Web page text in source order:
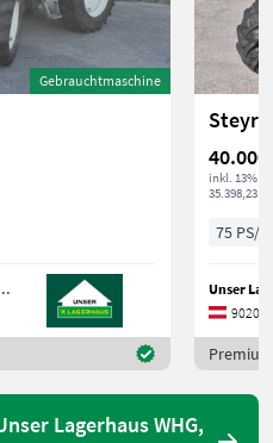
Gebrauchtmaschine
Kärnten, Klagenfurt
Steyr
40.000
inkl. 13%
35.398,23 €
75 PS/
9020
Lagerhaus WHG,